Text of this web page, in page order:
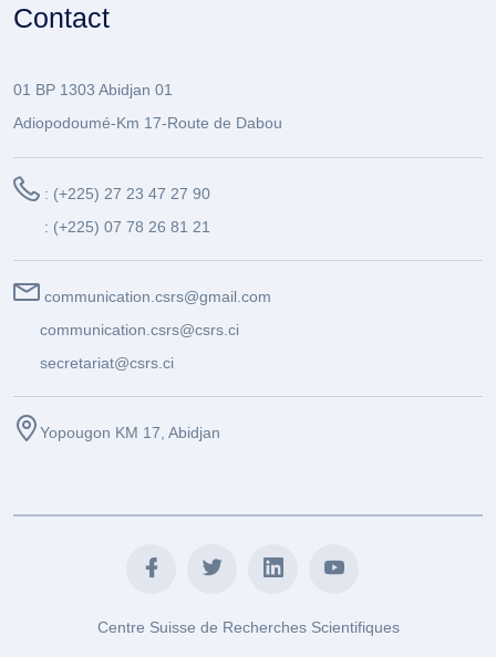
Contact
01 BP 1303 Abidjan 01
Adiopodoumé-Km 17-Route de Dabou
: (+225) 27 23 47 27 90
: (+225) 07 78 26 81 21
communication.csrs@gmail.com
communication.csrs@csrs.ci
secretariat@csrs.ci
Yopougon KM 17, Abidjan
Centre Suisse de Recherches Scientifiques